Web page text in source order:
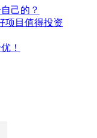
己的？
项目值得投资
！